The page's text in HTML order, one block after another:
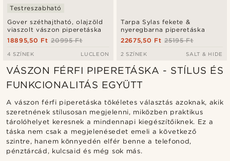
Gover széthajtható, olajzöld
viaszolt vászon piperetáska
Testreszabható
20995 Ft
18895,50 Ft
4 SZÍNEK LUCLEON
Tarpa Sylas fekete &
nyeregbarna piperetáska
25195 Ft
22675,50 Ft
2 SZÍNEK SALT & HIDE
VÁSZON FÉRFI PIPERETÁSKA - STÍLUS ÉS
FUNKCIONALITÁS EGYÜTT
A vászon férfi piperetáska tökéletes választás azoknak, akik
szeretnének stílusosan megjelenni, miközben praktikus
tárolóhelyet keresnek a mindennapi kiegészítőiknek. Ez a
táska nem csak a megjelenésedet emeli a következő
szintre, hanem könnyedén elfér benne a telefonod,
pénztárcád, kulcsaid és még sok más.